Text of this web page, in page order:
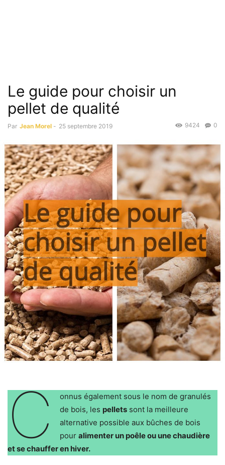
Le guide pour choisir un
pellet de qualité
Par Jean Morel - 25 septembre 2019 0
9424
C
onnus également sous le nom de granulés
de bois, les pelletssont la meilleure
alternative possible aux bûches de bois
pour alimenter un poêle ou une chaudière
et se chauffer en hiver.